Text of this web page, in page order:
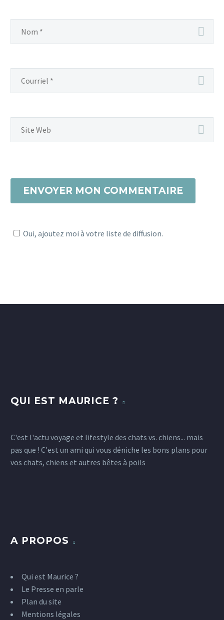
ENVOYER MON COMMENTAIRE
Oui, ajoutez moi à votre liste de diffusion.
QUI EST MAURICE ?
C'est l'actu voyage et lifestyle des chats vs. chiens... mais
pas que ! C'est un ami qui vous déniche les bons plans pour
vos chats, chiens et autres bêtes à poils
A PROPOS
Qui est Maurice ?
Le Presse en parle
Plan du site
Mentions légales